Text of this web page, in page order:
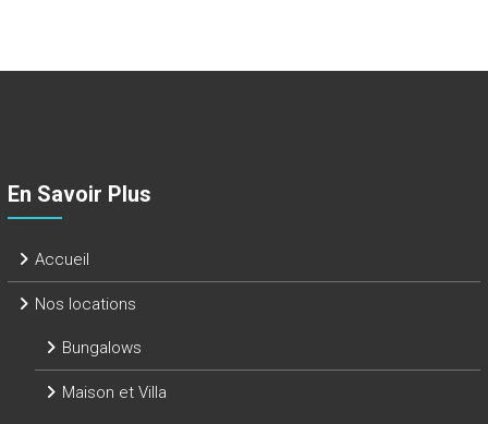
En Savoir Plus
Accueil
Nos locations
Bungalows
Maison et Villa